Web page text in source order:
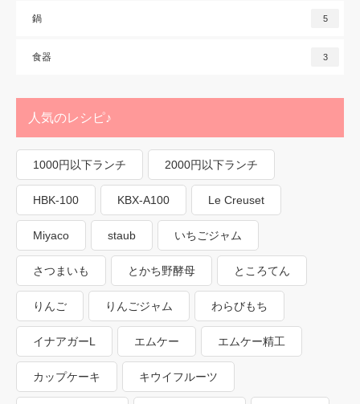
鍋 5
食器 3
人気のレシピ♪
1000円以下ランチ 2000円以下ランチ
HBK-100 KBX-A100 Le Creuset
Miyaco staub いちごジャム
さつまいも とかち野酵母 ところてん
りんご りんごジャム わらびもち
イナアガーL エムケー エムケー精工
カップケーキ キウイフルーツ